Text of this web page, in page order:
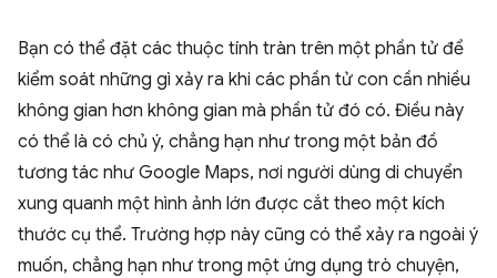
Bạn có thể đặt các thuộc tính tràn trên một phần tử để
kiểm soát những gì xảy ra khi các phần tử con cần nhiều
không gian hơn không gian mà phần tử đó có. Điều này
có thể là có chủ ý, chẳng hạn như trong một bản đồ
tương tác như Google Maps, nơi người dùng di chuyển
xung quanh một hình ảnh lớn được cắt theo một kích
thước cụ thể. Trường hợp này cũng có thể xảy ra ngoài ý
muốn, chẳng hạn như trong một ứng dụng trò chuyện,